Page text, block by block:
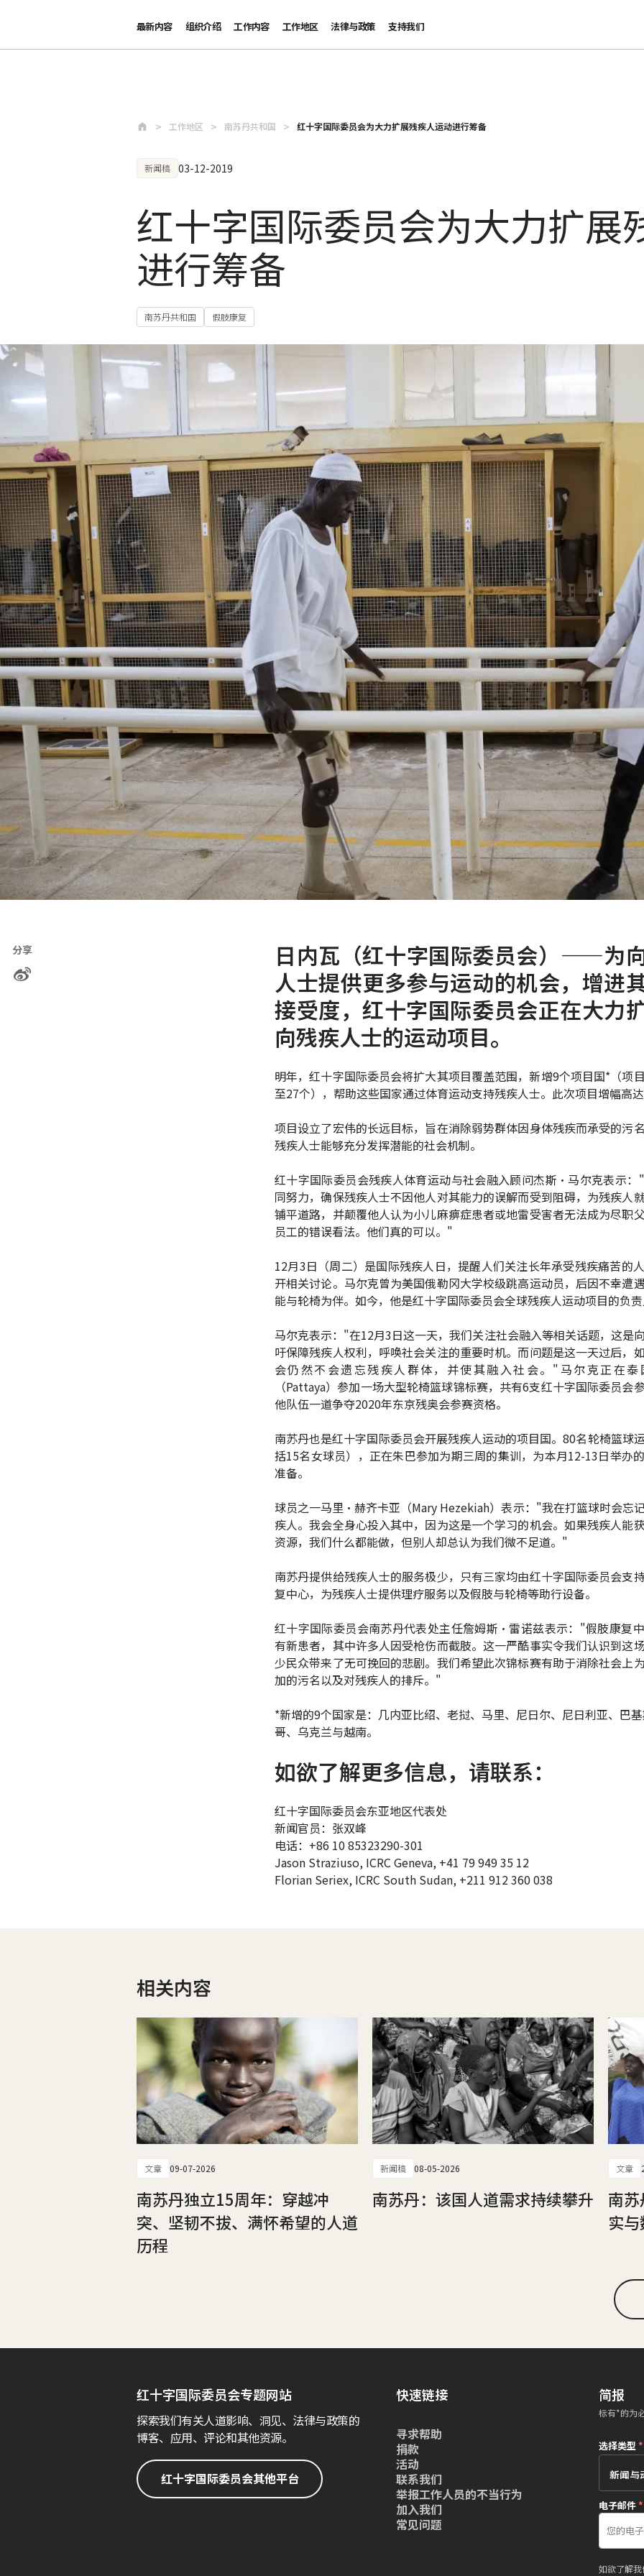
最新内容 组织介绍 工作内容 工作地区 法律与政策 支持我们
工作地区 南苏丹共和国 红十字国际委员会为大力扩展残疾人运动进行筹备
新闻稿 03-12-2019
红十字国际委员会为大力扩展
进行筹备
南苏丹共和国 假肢康复
分享
日内瓦（红十字国际委员会）——为
人士提供更多参与运动的机会，增进
接受度，红十字国际委员会正在大力
向残疾人士的运动项目。
明年，红十字国际委员会将扩大其项目覆盖范围，新增9个项目国*（项
至27个），帮助这些国家通过体育运动支持残疾人士。此次项目增幅高
项目设立了宏伟的长远目标，旨在消除弱势群体因身体残疾而承受的污
残疾人士能够充分发挥潜能的社会机制。
红十字国际委员会残疾人体育运动与社会融入顾问杰斯·马尔克表示：
同努力，确保残疾人士不因他人对其能力的误解而受到阻碍，为残疾人
铺平道路，并颠覆他人认为小儿麻痹症患者或地雷受害者无法成为尽职
员工的错误看法。他们真的可以。"
12月3日（周二）是国际残疾人日，提醒人们关注长年承受残疾痛苦的
开相关讨论。马尔克曾为美国俄勒冈大学校级跳高运动员，后因不幸遭
能与轮椅为伴。如今，他是红十字国际委员会全球残疾人运动项目的负
马尔克表示："在12月3日这一天，我们关注社会融入等相关话题，这是
吁保障残疾人权利，呼唤社会关注的重要时机。而问题是这一天过后，
会仍然不会遗忘残疾人群体，并使其融入社会。"马尔克正在泰
（Pattaya）参加一场大型轮椅篮球锦标赛，共有6支红十字国际委员会
他队伍一道争夺2020年东京残奥会参赛资格。
南苏丹也是红十字国际委员会开展残疾人运动的项目国。80名轮椅篮球
括15名女球员），正在朱巴参加为期三周的集训，为本月12-13日举办
准备。
球员之一马里·赫齐卡亚（Mary Hezekiah）表示："我在打篮球时会忘
疾人。我会全身心投入其中，因为这是一个学习的机会。如果残疾人能
资源，我们什么都能做，但别人却总认为我们微不足道。"
南苏丹提供给残疾人士的服务极少，只有三家均由红十字国际委员会支
复中心，为残疾人士提供理疗服务以及假肢与轮椅等助行设备。
红十字国际委员会南苏丹代表处主任詹姆斯·雷诺兹表示："假肢康复
有新患者，其中许多人因受枪伤而截肢。这一严酷事实令我们认识到这
少民众带来了无可挽回的悲剧。我们希望此次锦标赛有助于消除社会上
加的污名以及对残疾人的排斥。"
*新增的9个国家是：几内亚比绍、老挝、马里、尼日尔、尼日利亚、巴
哥、乌克兰与越南。
如欲了解更多信息，请联系：
红十字国际委员会东亚地区代表处
新闻官员：张双峰
电话：+86 10 85323290-301
Jason Straziuso, ICRC Geneva, +41 79 949 35 12
Florian Seriex, ICRC South Sudan, +211 912 360 038
相关内容
文章 09-07-2026
南苏丹独立15周年：穿越冲
突、坚韧不拔、满怀希望的人道
历程
新闻稿 08-05-2026
南苏丹：该国人道需求持续攀升
文章
南
实
红十字国际委员会专题网站
探索我们有关人道影响、洞见、法律与政策的
博客、应用、评论和其他资源。
红十字国际委员会其他平台
快速链接
寻求帮助
捐款
活动
联系我们
举报工作人员的不当行为
加入我们
常见问题
简报
标有*的为
选择类型*
电子邮件*
如欲了解